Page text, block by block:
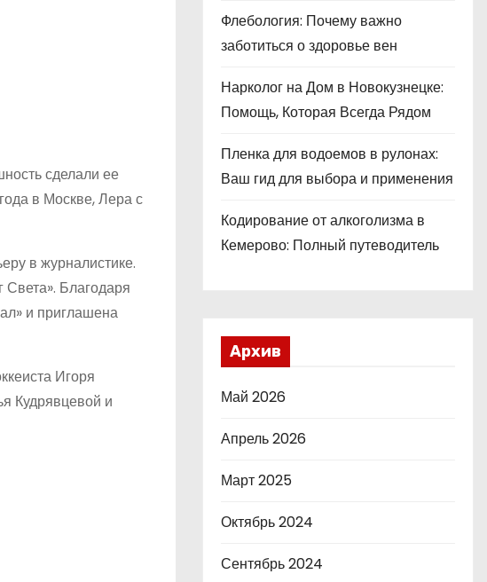
сделали ее
в Москве, Лера с
в журналистике.
Света». Благодаря
и приглашена
Игоря
Кудрявцевой и
Флебология: Почему важно
заботиться о здоровье вен
Нарколог на Дом в Новокузнецке:
Помощь, Которая Всегда Рядом
Пленка для водоемов в рулонах:
Ваш гид для выбора и применения
Кодирование от алкоголизма в
Кемерово: Полный путеводитель
Архив
Май 2026
Апрель 2026
Март 2025
Октябрь 2024
Сентябрь 2024